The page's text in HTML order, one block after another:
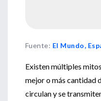
Fuente: El Mundo,
Existen múltiples
mejor o más cantidad
circulan y se